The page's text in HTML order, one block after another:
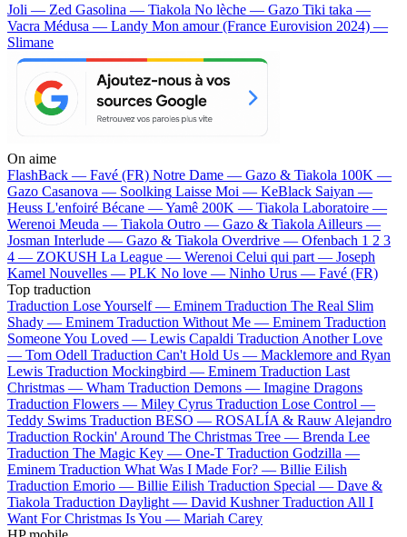
Joli — Zed Gasolina — Tiakola No lèche — Gazo Tiki taka —
Vacra Médusa — Landy Mon amour (France Eurovision 2024) —
Slimane
On aime
FlashBack — Favé (FR) Notre Dame — Gazo & Tiakola 100K —
Gazo Casanova — Soolking Laisse Moi — KeBlack Saiyan —
Heuss L'enfoiré Bécane —Yamê 200K — Tiakola Laboratoire —
Werenoi Meuda — Tiakola Outro — Gazo & Tiakola Ailleurs —
Josman Interlude — Gazo & Tiakola Overdrive — Ofenbach 1 2 3
4 — ZOKUSH La League — Werenoi Celui qui part — Joseph
Kamel Nouvelles — PLK No love — Ninho Urus — Favé (FR)
Top traduction
Traduction Lose Yourself — Eminem Traduction The Real Slim
Shady — Eminem Traduction Without Me — Eminem Traduction
Someone You Loved — Lewis Capaldi Traduction Another Love
— Tom Odell Traduction Can't Hold Us — Macklemore and Ryan
Lewis Traduction Mockingbird — Eminem Traduction Last
Christmas — Wham Traduction Demons — Imagine Dragons
Traduction Flowers — Miley Cyrus Traduction Lose Control —
Teddy Swims Traduction BESO — ROSALÍA & Rauw Alejandro
Traduction Rockin' Around The Christmas Tree — Brenda Lee
Traduction The Magic Key — One-T Traduction Godzilla —
Eminem Traduction What Was I Made For? — Billie Eilish
Traduction Emorio — Billie Eilish Traduction Special — Dave &
Tiakola Traduction Daylight — David Kushner Traduction All I
Want For Christmas Is You — Mariah Carey